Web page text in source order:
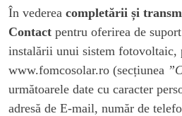
În vederea completării și
Contact pentru oferirea de
instalării unui sistem fotovoltaic,
www.fomcosolar.ro (secțiunea
următoarele date cu caracter
adresă de E-mail, număr de